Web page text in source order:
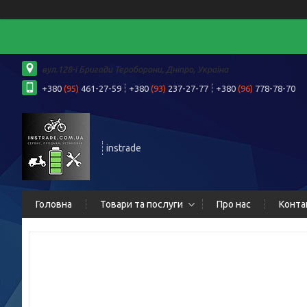
вул.128-ї Бригади Тероборони, Дніпро, Україна
+380 (95) 461-27-59 +380 (93) 237-27-77 +380 (96) 778-78-70
instrade
Головна Товари та послуги Про нас